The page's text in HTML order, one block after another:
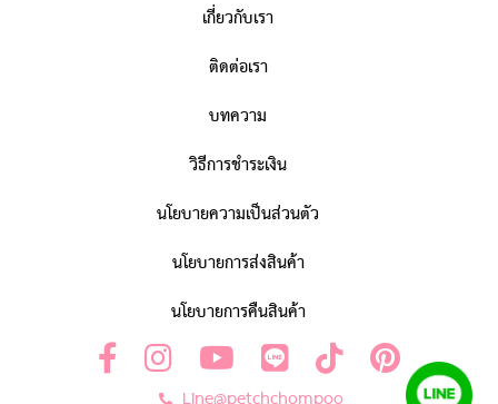
เกี่ยวกับเรา
ติดต่อเรา
บทความ
วิธีการชำระเงิน
นโยบายความเป็นส่วนตัว
นโยบายการส่งสินค้า
นโยบายการคืนสินค้า